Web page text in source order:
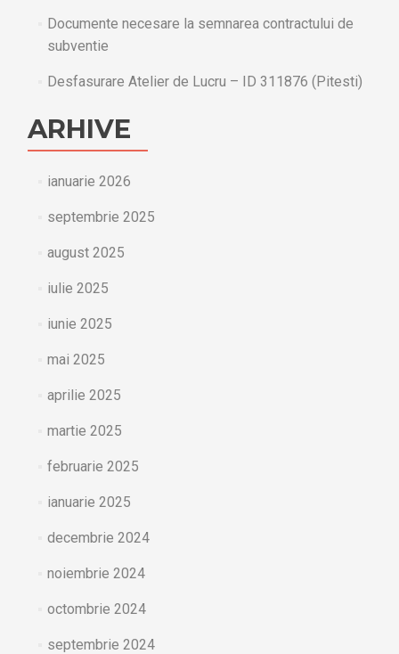
Documente necesare la semnarea contractului de
subventie
Desfasurare Atelier de Lucru – ID 311876 (Pitesti)
ARHIVE
ianuarie 2026
septembrie 2025
august 2025
iulie 2025
iunie 2025
mai 2025
aprilie 2025
martie 2025
februarie 2025
ianuarie 2025
decembrie 2024
noiembrie 2024
octombrie 2024
septembrie 2024